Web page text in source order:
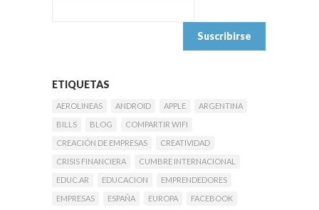
ETIQUETAS
AEROLINEAS ANDROID APPLE
ARGENTINA
BILLS
BLOG
COMPARTIR WIFI
CREACIÓN DE EMPRESAS
CREATIVIDAD
CRISIS FINANCIERA
CUMBRE INTERNACIONAL
EDUC.AR
EDUCACION
EMPRENDEDORES
EMPRESAS
ESPAÑA EUROPA
FACEBOOK